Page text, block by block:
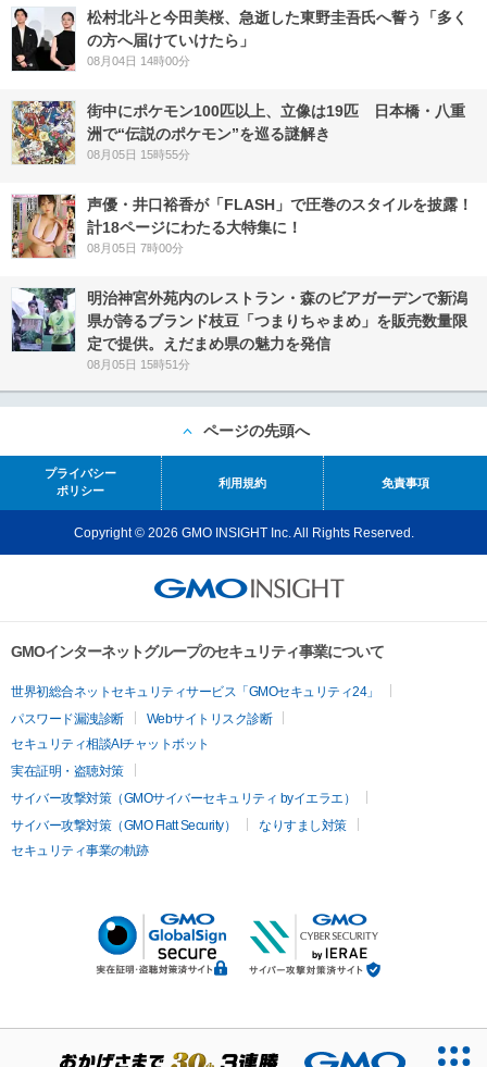
松村北斗と今田美桜、急逝した東野圭吾氏へ誓う「多く
の方へ届けていけたら」
08月04日 14時00分
街中にポケモン100匹以上、立像は19匹 日本橋・八重
洲で“伝説のポケモン”を巡る謎解き
08月05日 15時55分
声優・井口裕香が「FLASH」で圧巻のスタイルを披露！
計18ページにわたる大特集に！
08月05日 7時00分
明治神宮外苑内のレストラン・森のビアガーデンで新潟
県が誇るブランド枝豆「つまりちゃまめ」を販売数量限
定で提供。えだまめ県の魅力を発信
08月05日 15時51分
ページの先頭へ
プライバシー
ポリシー
利用規約 免責事項
Copyright © 2026 GMO INSIGHT Inc. All Rights Reserved.
GMOインターネットグループのセキュリティ事業について
世界初総合ネットセキュリティサービス「GMOセキュリティ24」
パスワード漏洩診断
Webサイトリスク診断
セキュリティ相談AIチャットボット
実在証明・盗聴対策
サイバー攻撃対策（GMOサイバーセキュリティ byイエラエ）
サイバー攻撃対策（GMO Flatt Security）
なりすまし対策
セキュリティ事業の軌跡